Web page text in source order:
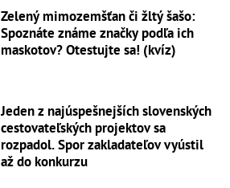
Zelený mimozemšťan či žltý šašo:
Spoznáte známe značky podľa ich
maskotov? Otestujte sa! (kvíz)
Jeden z najúspešnejších slovenských
cestovateľských projektov sa
rozpadol. Spor zakladateľov vyústil
až do konkurzu